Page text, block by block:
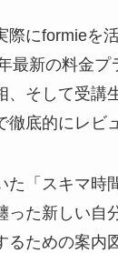
際にformieを
最新の料金プ
、そして受講
底的にレビ
た「スキマ時
った新しい自
るための案内